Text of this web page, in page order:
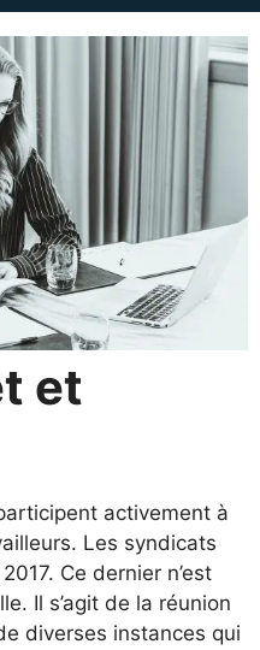
et
activement à
Les syndicats
Ce dernier n’est
Il s’agit de la réunion
diverses instances qui